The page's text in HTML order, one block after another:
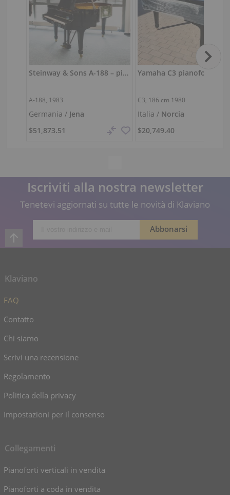
Steinway & Sons A-188 – pianoforte a coda da concerto compatto, nero lucido
A-188, 1983
Germania / Jena
$51,873.51
C3, 186 cm 1980
Italia / Norcia
$20,749.40
Iscriviti alla nostra newsletter
Tenetevi aggiornati su tutte le novità di Klaviano
Klaviano
FAQ
Contatto
Chi siamo
Scrivi una recensione
Regolamento
Politica della privacy
Impostazioni per il consenso
Collegamenti
Pianoforti verticali in vendita
Pianoforti a coda in vendita